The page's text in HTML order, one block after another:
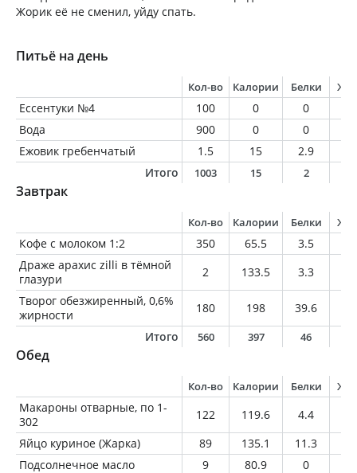
Жорик её не сменил, уйду спать.
Питьё на день
Кол-во Калории Белки
Ессентуки №4 100 0 0
Вода
900 0 0
Ежовик гребенчатый
1.5 15 2.9
Итого
1003 15 2
Завтрак
Кол-во Калории Белки
Кофе с молоком 1:2 350 65.5 3.5
Драже арахис zilli в тёмной
глазури
2 133.5 3.3
Творог обезжиренный, 0,6%
жирности
180 198 39.6
Итого
560 397 46
Обед
Кол-во Калории Белки
Макароны отварные, по 1-
302
122 119.6 4.4
Яйцо куриное (Жарка)
89 135.1 11.3
Подсолнечное масло
9 80.9 0